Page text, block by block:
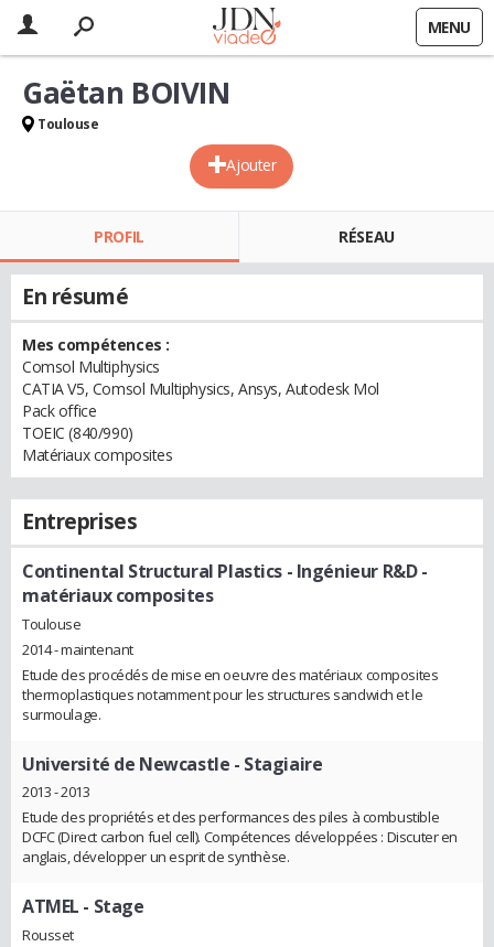
MENU
Ajouter
Gaëtan BOIVIN
Toulouse
PROFIL RÉSEAU
En résumé
Mes compétences :
Comsol Multiphysics
CATIA V5, Comsol Multiphysics, Ansys, Autodesk Mol
Pack office
TOEIC (840/990)
Matériaux composites
Entreprises
Continental Structural Plastics- Ingénieur R&D -
matériaux composites
Toulouse
2014 - maintenant
Etude des procédés de mise en oeuvre des matériaux composites
thermoplastiques notamment pour les structures sandwich et le
surmoulage.
Université de Newcastle - Stagiaire
2013 - 2013
Etude des propriétés et des performances des piles à combustible
DCFC (Direct carbon fuel cell). Compétences développées : Discuter en
anglais, développer un esprit de synthèse.
ATMEL - Stage
Rousset